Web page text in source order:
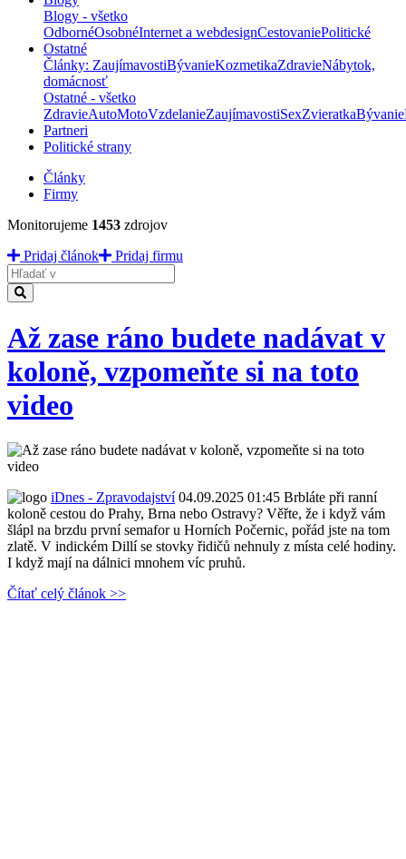
Blogy - všetko
OdbornéOsobnéInternet a webdesignCestovaniePolitické
Ostatné
Články: ZaujímavostiBývanieKozmetikaZdravieNábytok,
domácnosť
Ostatné - všetko
ZdravieAutoMotoVzdelanieZaujímavostiSexZvieratkaBývanie
Partneri
Politické strany
Články
Firmy
Monitorujeme 1453 zdrojov
Pridaj článok
Pridaj firmu
Hladať
Až zase ráno budete nadávat v
koloně, vzpomeňte si na toto
video
iDnes - Zpravodajství 04.09.2025 01:45 Brbláte při ranní
koloně cestou do Prahy, Brna nebo Ostravy? Věřte, že i když vám
šlápl na brzdu první semafor u Horních Počernic, pořád jste na tom
zlatě. V indickém Dillí se stovky řidičů nehnuly z místa celé hodiny.
I když mají na dálnici mnohem víc pruhů.
Čítať celý článok >>